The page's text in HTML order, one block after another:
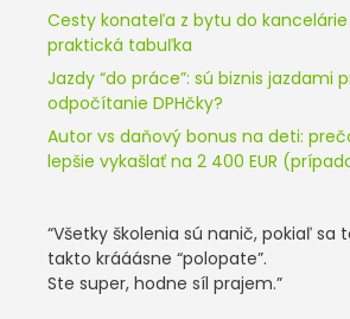
Cesty konateľa z bytu do kancelárie
praktická tabuľka
Jazdy “do práce”: sú biznis jazdami
odpočítanie DPHčky?
Autor vs daňový bonus na deti:
lepšie vykašlať na 2 400 EUR
“Všetky školenia sú nanič, pokiaľ sa
takto krááásne “polopate”.
Ste super, hodne síl prajem.”